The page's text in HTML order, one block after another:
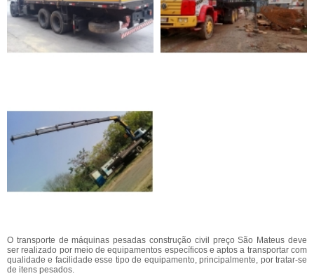
O transporte de máquinas pesadas construção civil preço São Mateus deve
ser realizado por meio de equipamentos específicos e aptos a transportar com
qualidade e facilidade esse tipo de equipamento, principalmente, por tratar-se
de itens pesados.